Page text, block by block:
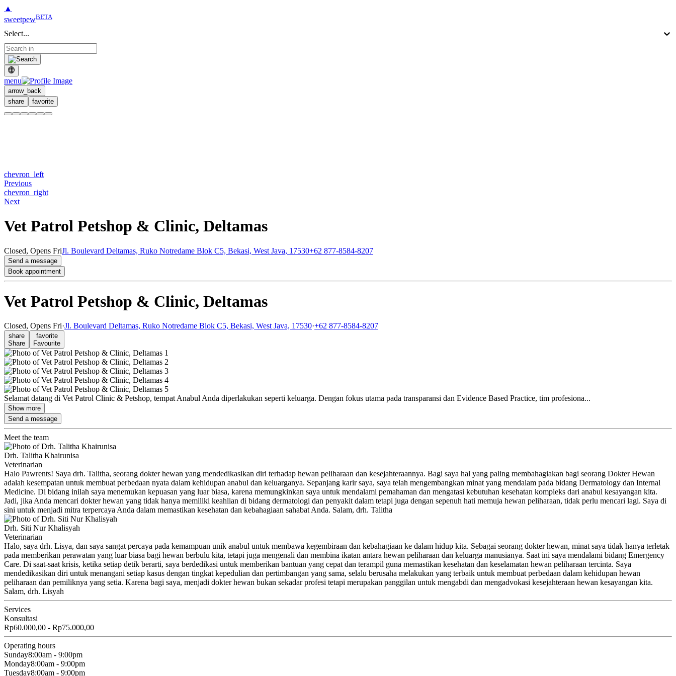
▲
sweetpewBETA
Select...
menu
arrow_back
share
favorite
chevron_left
Previous
chevron_right
Next
Vet Patrol Petshop & Clinic, Deltamas
Closed, Opens FriJl. Boulevard Deltamas, Ruko Notredame Blok C5, Bekasi, West Java, 17530+62 877-8584-8207
Send a message
Book appointment
Vet Patrol Petshop & Clinic, Deltamas
Closed, Opens Fri·Jl. Boulevard Deltamas, Ruko Notredame Blok C5, Bekasi, West Java, 17530·+62 877-8584-8207
share
Share
favorite
Favourite
Selamat datang di Vet Patrol Clinic & Petshop, tempat Anabul Anda diperlakukan seperti keluarga. Dengan fokus utama pada transparansi dan Evidence Based Practice, tim profesiona...
Show more
Send a message
Meet the team
Drh. Talitha Khairunisa
Veterinarian
Halo Pawrents! Saya drh. Talitha, seorang dokter hewan yang mendedikasikan diri terhadap hewan peliharaan dan kesejahteraannya. Bagi saya hal yang paling membahagiakan bagi seorang Dokter Hewan
adalah kesempatan untuk membuat perbedaan nyata dalam kehidupan anabul dan keluarganya. Sepanjang karir saya, saya telah mengembangkan minat yang mendalam pada bidang Dermatology dan Internal
Medicine. Di bidang inilah saya menemukan kepuasan yang luar biasa, karena memungkinkan saya untuk mendalami pemahaman dan mengatasi kebutuhan kesehatan kompleks dari anabul kesayangan kita.
Jadi, jika Anda mencari dokter hewan yang tidak hanya memiliki keahlian di bidang dermatologi dan penyakit dalam tetapi juga dengan sepenuh hati memuja hewan peliharaan, tidak perlu mencari lagi. Saya di
sini untuk menjadi mitra terpercaya Anda dalam memastikan kesehatan dan kebahagiaan sahabat Anda. Salam, drh. Talitha
Drh. Siti Nur Khalisyah
Veterinarian
Halo, saya drh. Lisya, dan saya sangat percaya pada kemampuan unik anabul untuk membawa kegembiraan dan kebahagiaan ke dalam hidup kita. Sebagai seorang dokter hewan, minat saya tidak hanya terletak
pada memberikan perawatan yang luar biasa bagi hewan berbulu kita, tetapi juga mengenali dan membina ikatan antara hewan peliharaan dan keluarga manusianya. Saat ini saya mendalami bidang Emergency
Care. Di saat-saat krisis, ketika setiap detik berarti, saya berdedikasi untuk memberikan bantuan yang cepat dan terampil guna memastikan kesehatan dan keselamatan hewan peliharaan tercinta. Saya
mendedikasikan diri untuk menangani setiap kasus dengan tingkat kepedulian dan pertimbangan yang sama, selalu berusaha melakukan yang terbaik untuk membuat perbedaan dalam kehidupan hewan
peliharaan dan pemiliknya yang setia. Karena bagi saya, menjadi dokter hewan bukan sekadar profesi tetapi merupakan panggilan untuk mengabdi dan mengadvokasi kesejahteraan hewan kesayangan kita.
Salam, drh. Lisyah
Services
Konsultasi
Rp60.000,00 - Rp75.000,00
Operating hours
Sunday8:00am - 9:00pm
Monday8:00am - 9:00pm
Tuesday8:00am - 9:00pm